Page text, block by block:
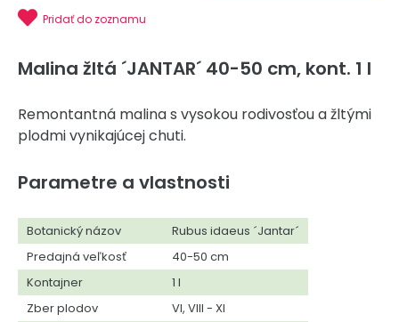
Pridať do zoznamu
Malina žltá ´JANTAR´ 40-50 cm, kont. 1 l
Remontantná malina s vysokou rodivosťou a žltými
plodmi vynikajúcej chuti.
Parametre a vlastnosti
Botanický názov
Rubus idaeus ´Jantar´
Predajná veľkosť
40-50 cm
Kontajner
1 l
Zber plodov
VI, VIII - XI